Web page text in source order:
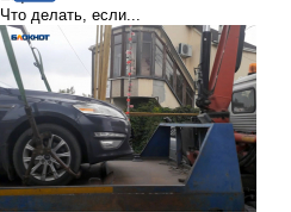
Что делать, если...